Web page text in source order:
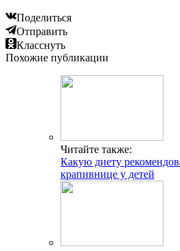
Поделиться
Отправить
Класснуть
Похожие публикации
Читайте также:
Какую диету
крапивнице у детей